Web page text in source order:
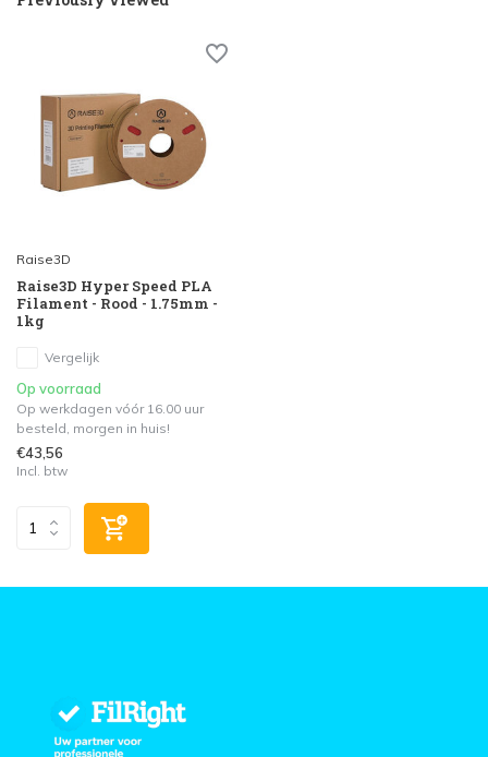
Raise3D
Raise3D Hyper Speed PLA
Filament - Rood - 1.75mm -
1kg
Vergelijk
Op voorraad
Op werkdagen vóór 16.00 uur
besteld, morgen in huis!
€43,56
Incl. btw